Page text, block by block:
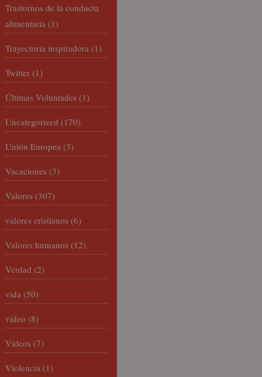
Trastornos de la conducta
alimentaria (1)
Trayectoria inspiradora (1)
Twitter (1)
Últimas Voluntades (1)
Uncategorized (170)
Unión Europea (3)
Vacaciones (3)
Valores (307)
valores cristianos (6)
Valores humanos (12)
Verdad (2)
vida (50)
video (8)
Vídeos (7)
Violencia (1)